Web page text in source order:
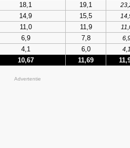
18,1 19,1
14,9 15,5
11,0 11,9
6,9 7,8
4,1 6,0
10,67 11,69
Advertentie